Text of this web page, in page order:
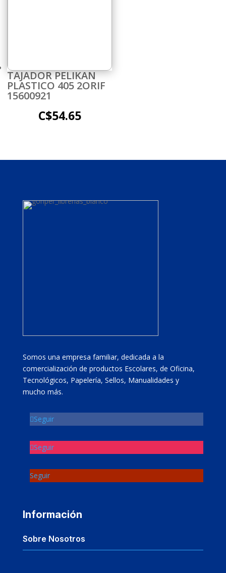
TAJADOR PELIKAN
PLASTICO 405 2ORIF
15600921
C$54.65
Somos una empresa familiar, dedicada a la
comercialización de productos Escolares, de Oficina,
Tecnológicos, Papelería, Sellos, Manualidades y
mucho más.
Seguir
Seguir
Seguir
Información
Sobre Nosotros